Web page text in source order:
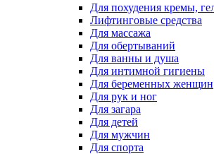
Для похудения кремы,
Лифтинговые средства
Для массажа
Для обертываний
Для ванны и душа
Для интимной гигиены
Для беременных женщин
Для рук и ног
Для загара
Для детей
Для мужчин
Для спорта